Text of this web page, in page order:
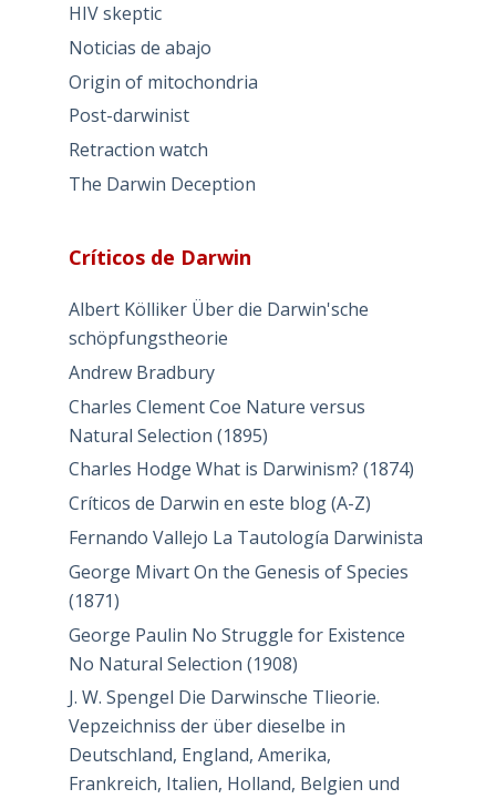
HIV skeptic
Noticias de abajo
Origin of mitochondria
Post-darwinist
Retraction watch
The Darwin Deception
Críticos de Darwin
Albert Kölliker Über die Darwin'sche
schöpfungstheorie
Andrew Bradbury
Charles Clement Coe Nature versus
Natural Selection (1895)
Charles Hodge What is Darwinism? (1874)
Críticos de Darwin en este blog (A-Z)
Fernando Vallejo La Tautología Darwinista
George Mivart On the Genesis of Species
(1871)
George Paulin No Struggle for Existence
No Natural Selection (1908)
J. W. Spengel Die Darwinsche Tlieorie.
Vepzeichniss der über dieselbe in
Deutschland, England, Amerika,
Frankreich, Italien, Holland, Belgien und